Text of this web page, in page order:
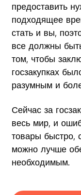
предоставить
подходящее
стать и вы,
все должны
том, чтобы
госзакупках
разумным и
Сейчас за
весь мир, и
товары быстро,
можно лучше
необходимым.